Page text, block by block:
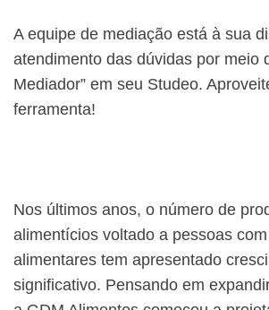
A equipe de mediação está à sua
atendimento das dúvidas por meio
Mediador” em seu Studeo.
ferramenta!
Nos últimos anos, o número de
alimentícios voltado a pessoas
alimentares tem apresentado
significativo. Pensando em